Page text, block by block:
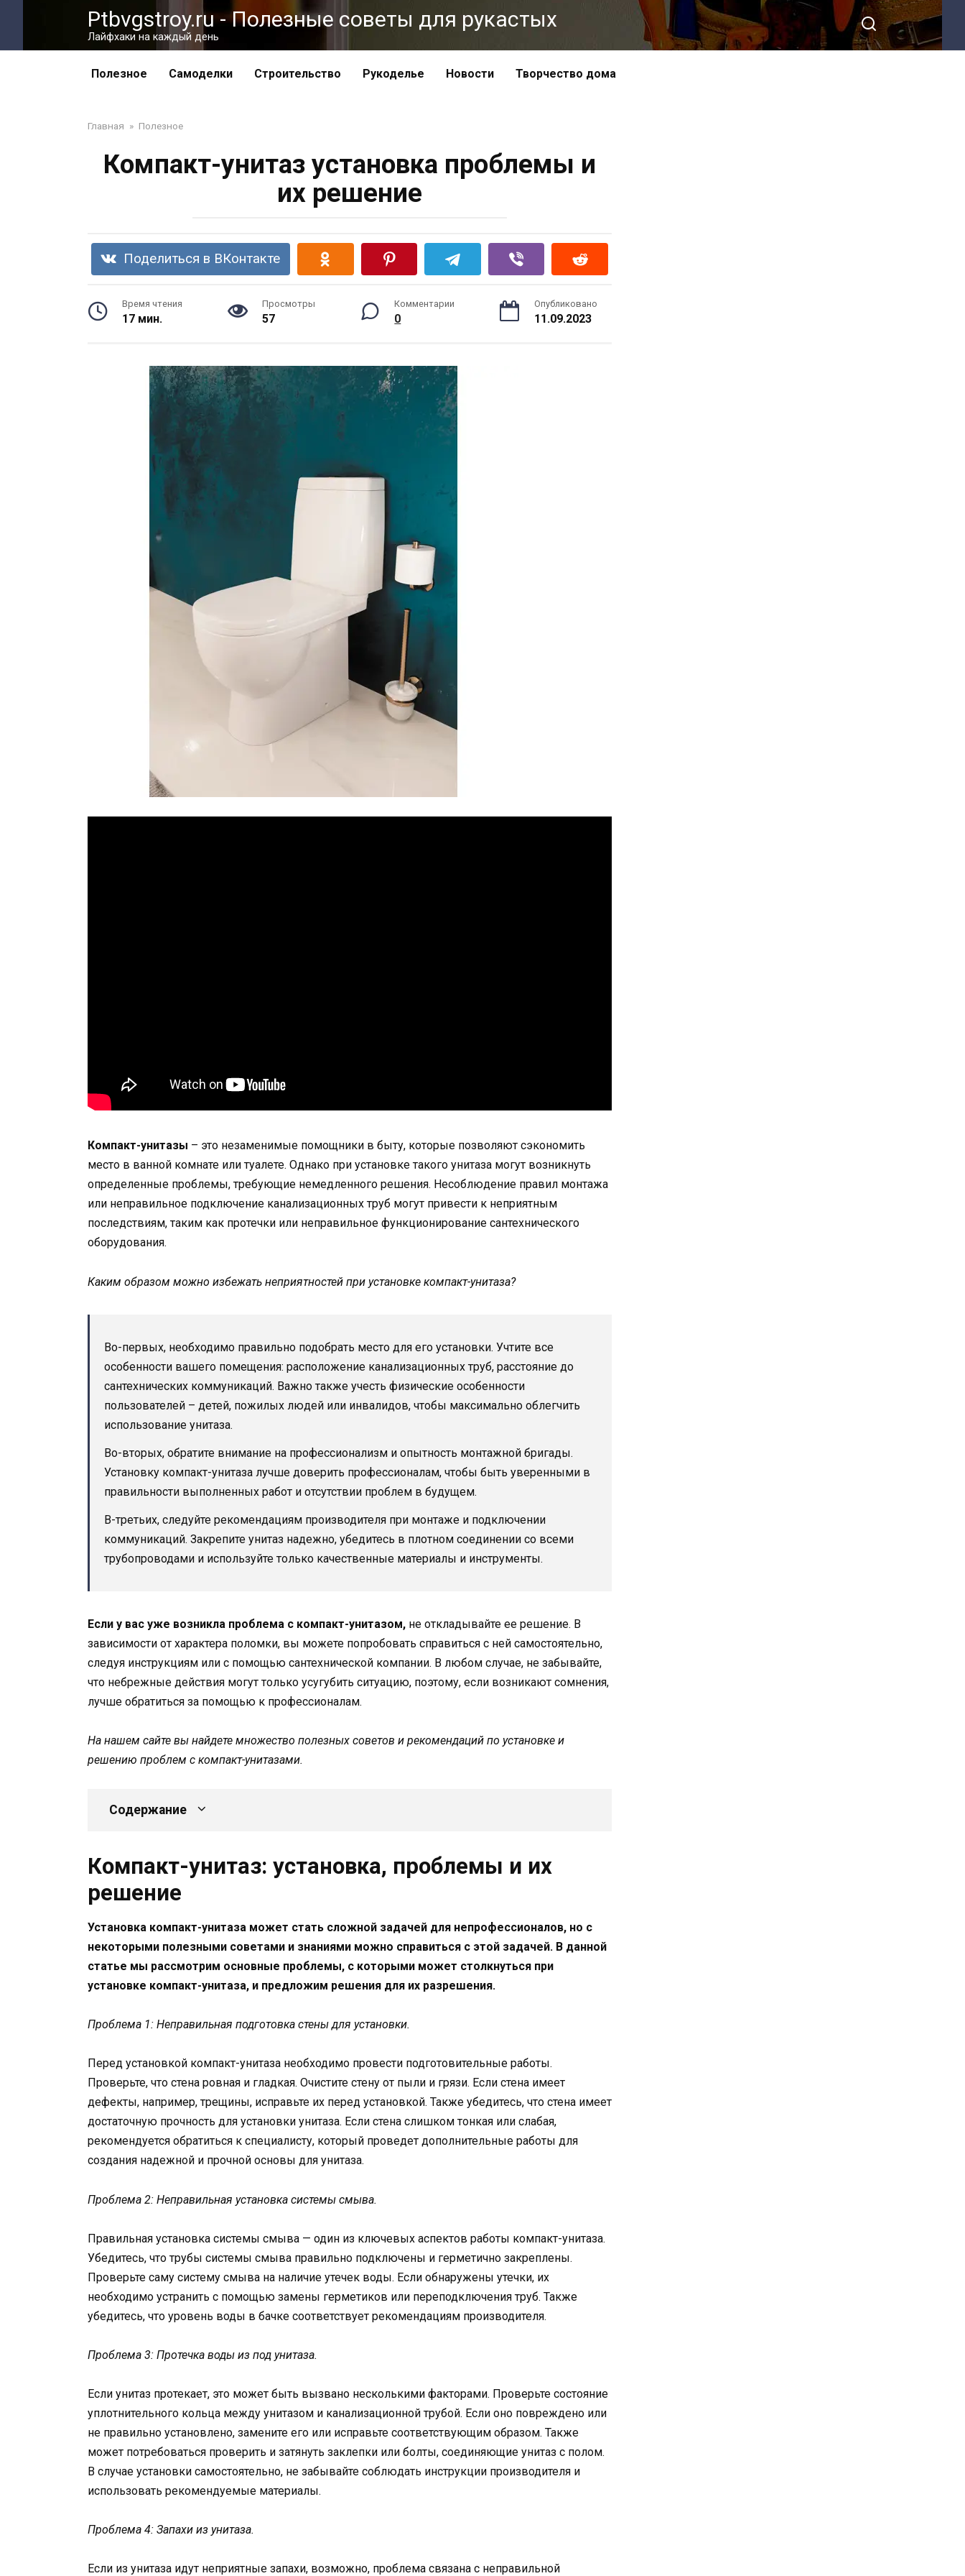
Ptbvgstroy.ru - Полезные советы для рукастых
Лайфхаки на каждый день
Полезное Самоделки Строительство Рукоделье Новости Творчество дома
Главная » Полезное
Компакт-унитаз установка проблемы и
их решение
Поделиться в ВКонтакте
Время чтения
17 мин.
Просмотры
57
Комментарии
0
Опубликовано
11.09.2023
Компакт-унитазы – это незаменимые помощники в быту, которые позволяют сэкономить
место в ванной комнате или туалете. Однако при установке такого унитаза могут возникнуть
определенные проблемы, требующие немедленного решения. Несоблюдение правил монтажа
или неправильное подключение канализационных труб могут привести к неприятным
последствиям, таким как протечки или неправильное функционирование сантехнического
оборудования.
Каким образом можно избежать неприятностей при установке компакт-унитаза?
Во-первых, необходимо правильно подобрать место для его установки. Учтите все
особенности вашего помещения: расположение канализационных труб, расстояние до
сантехнических коммуникаций. Важно также учесть физические особенности
пользователей – детей, пожилых людей или инвалидов, чтобы максимально облегчить
использование унитаза.
Во-вторых, обратите внимание на профессионализм и опытность монтажной бригады.
Установку компакт-унитаза лучше доверить профессионалам, чтобы быть уверенными в
правильности выполненных работ и отсутствии проблем в будущем.
В-третьих, следуйте рекомендациям производителя при монтаже и подключении
коммуникаций. Закрепите унитаз надежно, убедитесь в плотном соединении со всеми
трубопроводами и используйте только качественные материалы и инструменты.
Если у вас уже возникла проблема с компакт-унитазом, не откладывайте ее решение. В
зависимости от характера поломки, вы можете попробовать справиться с ней самостоятельно,
следуя инструкциям или с помощью сантехнической компании. В любом случае, не забывайте,
что небрежные действия могут только усугубить ситуацию, поэтому, если возникают сомнения,
лучше обратиться за помощью к профессионалам.
На нашем сайте вы найдете множество полезных советов и рекомендаций по установке и
решению проблем с компакт-унитазами.
Содержание
Компакт-унитаз: установка, проблемы и их
решение
Установка компакт-унитаза может стать сложной задачей для непрофессионалов, но с
некоторыми полезными советами и знаниями можно справиться с этой задачей. В данной
статье мы рассмотрим основные проблемы, с которыми может столкнуться при
установке компакт-унитаза, и предложим решения для их разрешения.
Проблема 1: Неправильная подготовка стены для установки.
Перед установкой компакт-унитаза необходимо провести подготовительные работы.
Проверьте, что стена ровная и гладкая. Очистите стену от пыли и грязи. Если стена имеет
дефекты, например, трещины, исправьте их перед установкой. Также убедитесь, что стена имеет
достаточную прочность для установки унитаза. Если стена слишком тонкая или слабая,
рекомендуется обратиться к специалисту, который проведет дополнительные работы для
создания надежной и прочной основы для унитаза.
Проблема 2: Неправильная установка системы смыва.
Правильная установка системы смыва — один из ключевых аспектов работы компакт-унитаза.
Убедитесь, что трубы системы смыва правильно подключены и герметично закреплены.
Проверьте саму систему смыва на наличие утечек воды. Если обнаружены утечки, их
необходимо устранить с помощью замены герметиков или переподключения труб. Также
убедитесь, что уровень воды в бачке соответствует рекомендациям производителя.
Проблема 3: Протечка воды из под унитаза.
Если унитаз протекает, это может быть вызвано несколькими факторами. Проверьте состояние
уплотнительного кольца между унитазом и канализационной трубой. Если оно повреждено или
не правильно установлено, замените его или исправьте соответствующим образом. Также
может потребоваться проверить и затянуть заклепки или болты, соединяющие унитаз с полом.
В случае установки самостоятельно, не забывайте соблюдать инструкции производителя и
использовать рекомендуемые материалы.
Проблема 4: Запахи из унитаза.
Если из унитаза идут неприятные запахи, возможно, проблема связана с неправильной